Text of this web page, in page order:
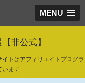
MENU
非公式】
トはアフィリエイトプログラ
います